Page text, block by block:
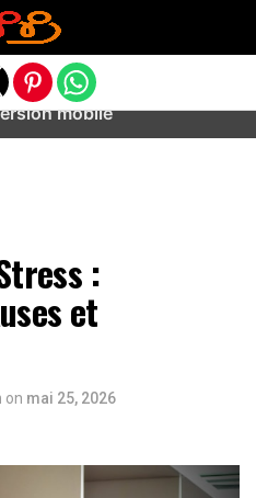
modifier '/' in
aideanxietestress.fr/
includes/class-bots.php
:
et
on mai 25, 2026
mobile